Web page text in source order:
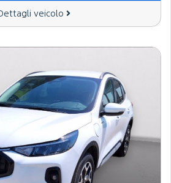
Dettagli veicolo